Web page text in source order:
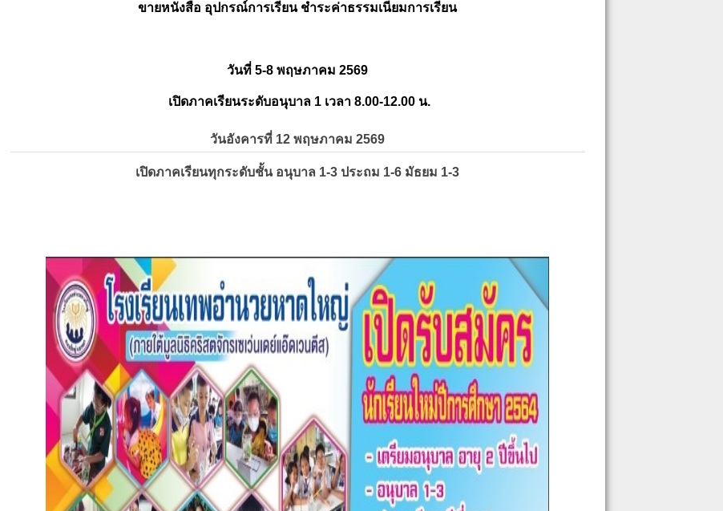
ขายหนังสือ อุปกรณ์การเรียน ชำระค่าธรรมเนียมการเรียน
วันที่ 5-8 พฤษภาคม 2569
เปิดภาคเรียนระดับอนุบาล 1 เวลา 8.00-12.00 น.
วันอังคารที่ 12 พฤษภาคม 2569
เปิดภาคเรียนทุกระดับชั้น อนุบาล 1-3 ประถม 1-6 มัธยม 1-3